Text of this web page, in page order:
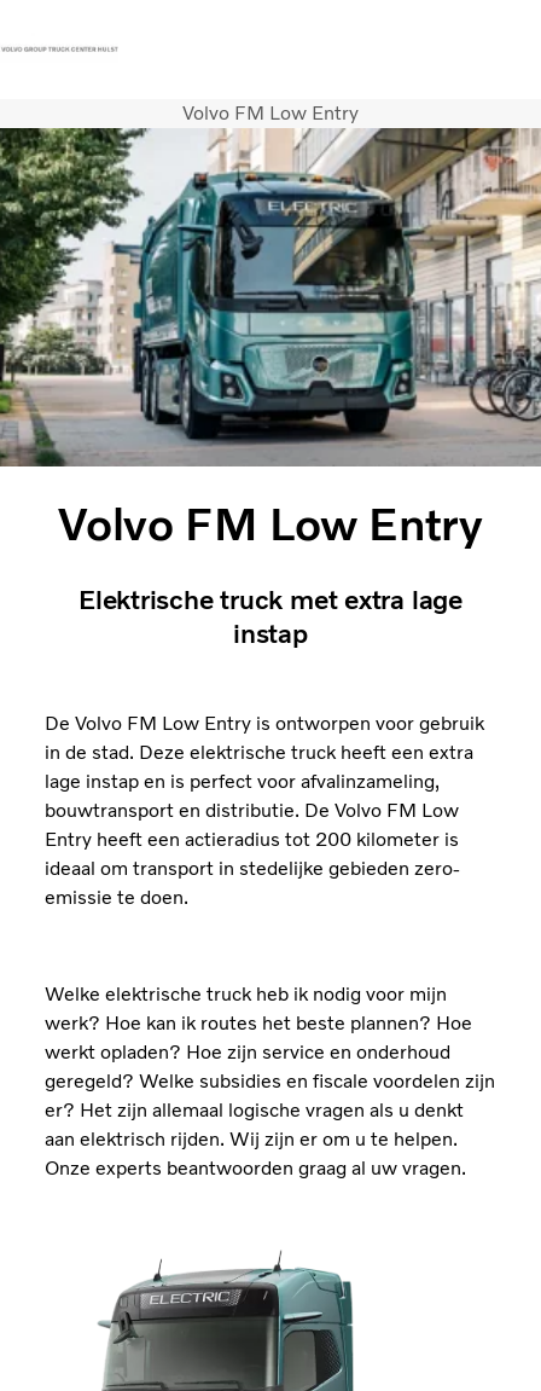
Persberichten Inloggen
Volvo Trucks
Renault Trucks
Renault Bedrijfswagens
Services
Nieuws
Volvo FM Low Entry
Volvo FM Low Entry
Elektrische truck met extra lage
instap
De Volvo FM Low Entry is ontworpen voor gebruik
in de stad. Deze elektrische truck heeft een extra
lage instap en is perfect voor afvalinzameling,
bouwtransport en distributie. De Volvo FM Low
Entry heeft een actieradius tot 200 kilometer is
ideaal om transport in stedelijke gebieden zero-
emissie te doen.
Welke elektrische truck heb ik nodig voor mijn
werk? Hoe kan ik routes het beste plannen? Hoe
werkt opladen? Hoe zijn service en onderhoud
geregeld? Welke subsidies en fiscale voordelen zijn
er? Het zijn allemaal logische vragen als u denkt
aan elektrisch rijden. Wij zijn er om u te helpen.
Onze experts beantwoorden graag al uw vragen.